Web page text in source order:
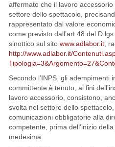
affermato che il lavoro
settore dello spettacolo,
rappresentato dal valore
come previsto dall’art 48 del
sinottico sul sito www.adlabor.it,
http://www.adlabor.it/
Secondo l’INPS, gli adempimenti
committente è tenuto, ai fini
lavoro accessorio, consistono,
svolta nel settore dello
comunicazioni obbligatorie alla
competente, prima dell’inizio
medesima.